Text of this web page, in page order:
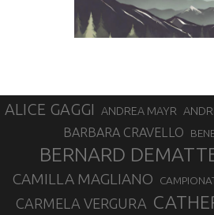
ALICE GAGGI ANDREA MAYR
BARBARA CRAVELLO
BERNARD
CAMILLA MAGLIANO
CARMELA VERGURA